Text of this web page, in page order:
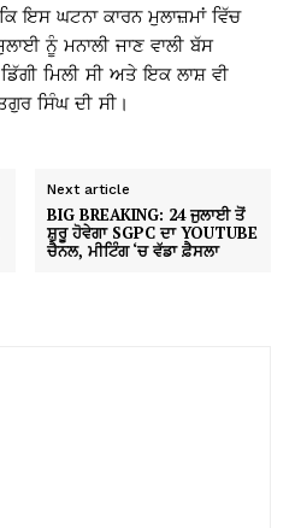
ਇਸ ਘਟਨਾ ਕਾਰਨ ਮੁਲਾਜ਼ਮਾਂ ਵਿੱਚ
ਨੂੰ ਮਨਾਲੀ ਜਾਣ ਵਾਲੀ ਬੱਸ
ਮਿਲੀ ਸੀ ਅਤੇ ਇਕ ਲਾਸ਼ ਵੀ
ਸਿੰਘ ਦੀ ਸੀ।
Next article
BIG BREAKING: 24 ਜੁਲਾਈ ਤੋਂ
ਸ਼ੁਰੂ ਹੋਵੇਗਾ SGPC ਦਾ YOUTUBE
ਚੈਨਲ, ਮੀਟਿੰਗ ‘ਚ ਵੱਡਾ ਫ਼ੈਸਲਾ